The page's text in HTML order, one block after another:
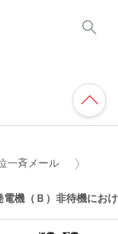
一斉メール
機（Ｂ）非待機にお